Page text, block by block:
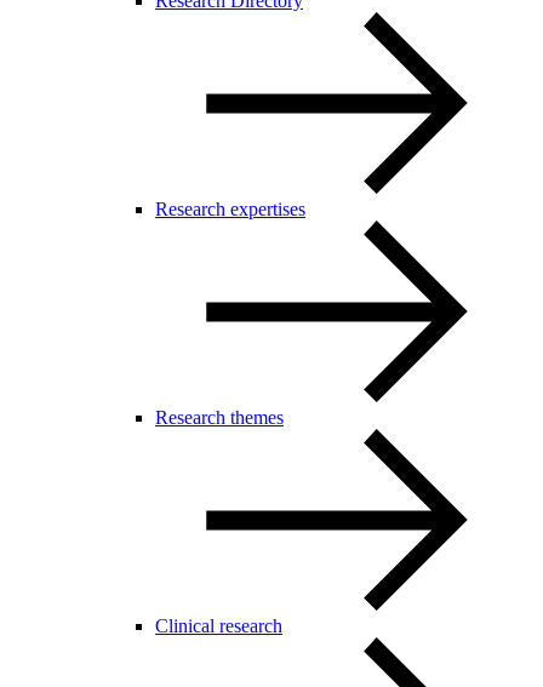
Research expertises
Research themes
Clinical research